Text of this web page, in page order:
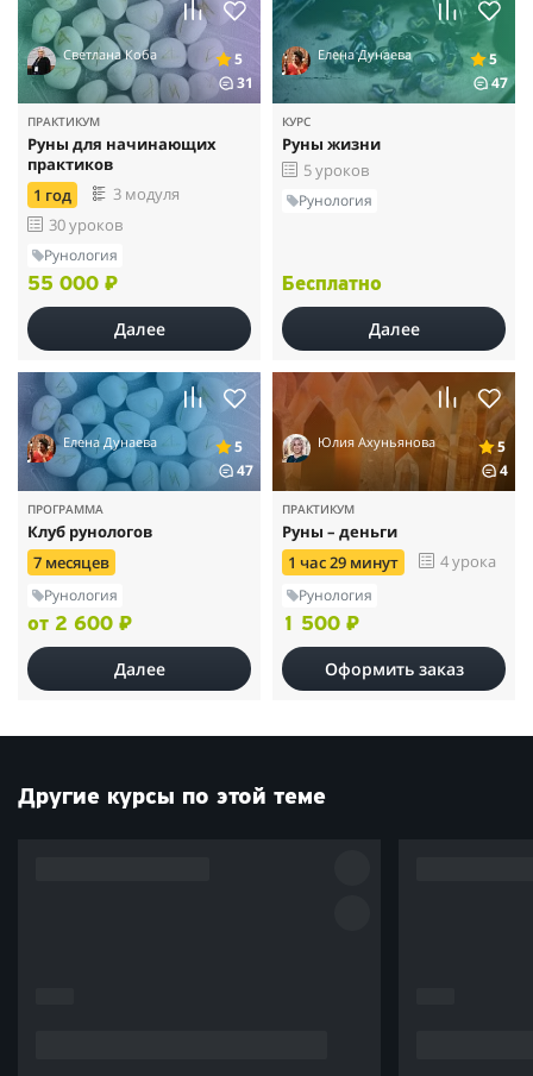
Светлана Коба
5
31
ПРАКТИКУМ
Руны для начинающих
практиков
1 год
3 модуля
30 уроков
Рунология
55 000 ₽
Далее
Елена Дунаева
5
47
КУРС
Руны жизни
5 уроков
Рунология
Бесплатно
Далее
Елена Дунаева
5
47
ПРОГРАММА
Клуб рунологов
7 месяцев
Рунология
от 2 600 ₽
Далее
Юлия Ахуньянова
5
4
ПРАКТИКУМ
Руны – деньги
1 час 29 минут
4 урока
Рунология
1 500 ₽
Оформить заказ
Другие курсы по этой теме